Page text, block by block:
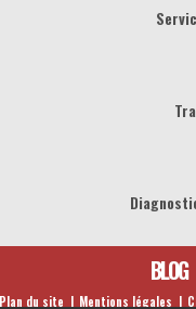
BLOG
du site Mentions légales